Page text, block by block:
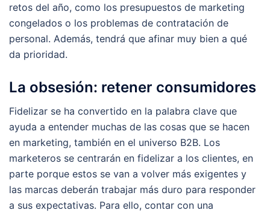
retos del año, como los presupuestos de marketing
congelados o los problemas de contratación de
personal. Además, tendrá que afinar muy bien a qué
da prioridad.
La obsesión: retener consumidores
Fidelizar se ha convertido en la palabra clave que
ayuda a entender muchas de las cosas que se hacen
en marketing, también en el universo B2B. Los
marketeros se centrarán en fidelizar a los clientes, en
parte porque estos se van a volver más exigentes y
las marcas deberán trabajar más duro para responder
a sus expectativas. Para ello, contar con una